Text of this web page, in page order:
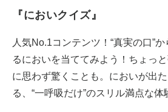
『においクイズ』
人気No.1コンテンツ！“真実の口”
るにおいを当ててみよう！ちょっ
に思わず驚くことも。においが出
る、“一呼吸だけ”のスリル満点な体